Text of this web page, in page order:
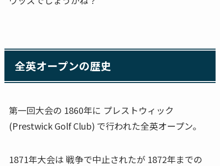
全英オープンの歴史
第一回大会の 1860年に プレストウィック
(Prestwick Golf Club) で行われた全英オープン。
1871年大会は 戦争で中止されたが 1872年までの